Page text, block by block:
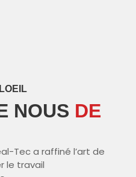
NOUS DE
Tec a raffiné l’art de
le travail